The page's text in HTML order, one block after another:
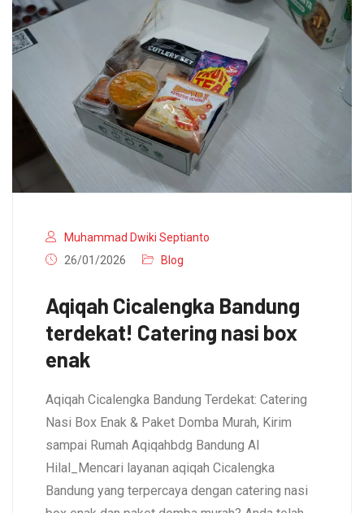
Muhammad Dwiki Septianto
26/01/2026
Blog
Aqiqah Cicalengka Bandung
terdekat! Catering nasi box
enak
Aqiqah Cicalengka Bandung Terdekat: Catering
Nasi Box Enak & Paket Domba Murah, Kirim
sampai Rumah Aqiqahbdg Bandung Al
Hilal_Mencari layanan aqiqah Cicalengka
Bandung yang terpercaya dengan catering nasi